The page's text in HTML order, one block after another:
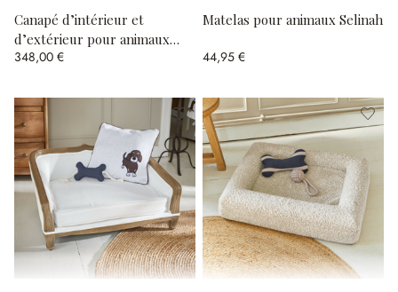
Canapé d’intérieur et
d’extérieur pour animaux
Belvidere
348,00 €
Matelas pour animaux Selinah
44,95 €